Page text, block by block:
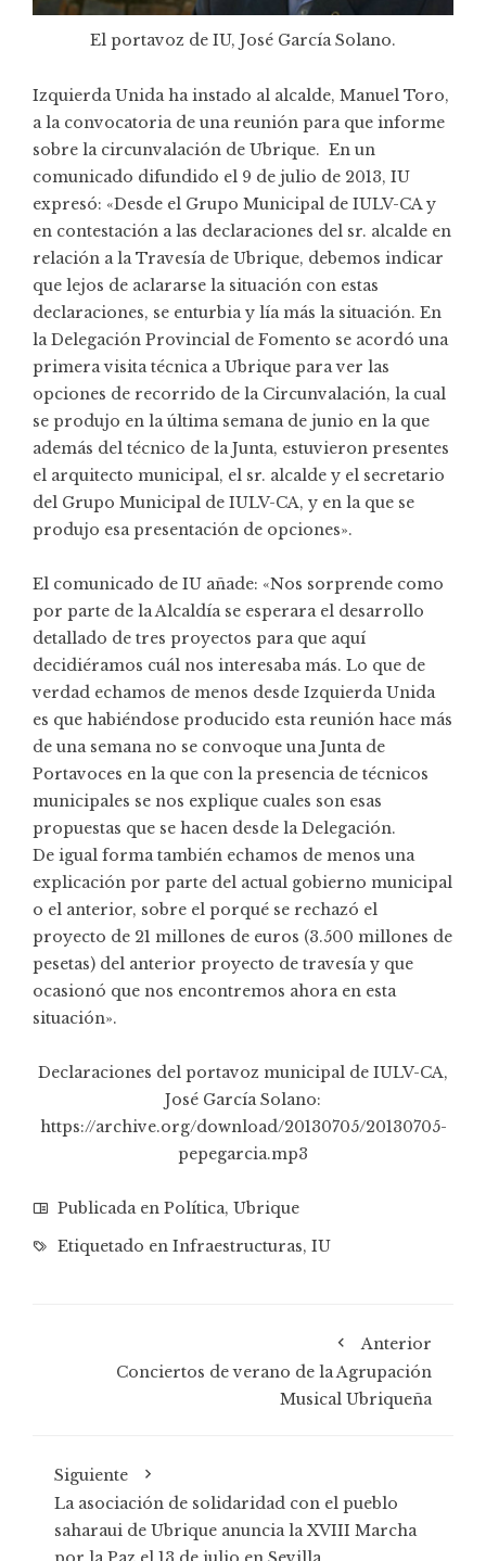
El portavoz de IU, José García Solano.
Izquierda Unida ha instado al alcalde, Manuel Toro,
a la convocatoria de una reunión para que informe
sobre la circunvalación de Ubrique. En un
comunicado difundido el 9 de julio de 2013, IU
expresó: «Desde el Grupo Municipal de IULV-CA y
en contestación a las declaraciones del sr. alcalde en
relación a la Travesía de Ubrique, debemos indicar
que lejos de aclararse la situación con estas
declaraciones, se enturbia y lía más la situación. En
la Delegación Provincial de Fomento se acordó una
primera visita técnica a Ubrique para ver las
opciones de recorrido de la Circunvalación, la cual
se produjo en la última semana de junio en la que
además del técnico de la Junta, estuvieron presentes
el arquitecto municipal, el sr. alcalde y el secretario
del Grupo Municipal de IULV-CA, y en la que se
produjo esa presentación de opciones».
El comunicado de IU añade: «Nos sorprende como
por parte de la Alcaldía se esperara el desarrollo
detallado de tres proyectos para que aquí
decidiéramos cuál nos interesaba más. Lo que de
verdad echamos de menos desde Izquierda Unida
es que habiéndose producido esta reunión hace más
de una semana no se convoque una Junta de
Portavoces en la que con la presencia de técnicos
municipales se nos explique cuales son esas
propuestas que se hacen desde la Delegación.
De igual forma también echamos de menos una
explicación por parte del actual gobierno municipal
o el anterior, sobre el porqué se rechazó el
proyecto de 21 millones de euros (3.500 millones de
pesetas) del anterior proyecto de travesía y que
ocasionó que nos encontremos ahora en esta
situación».
Declaraciones del portavoz municipal de IULV-CA,
José García Solano:
https://archive.org/download/20130705/20130705-
pepegarcia.mp3
Publicada en Política, Ubrique
Etiquetado en Infraestructuras, IU
Anterior
Conciertos de verano de la Agrupación
Musical Ubriqueña
Siguiente
La asociación de solidaridad con el pueblo
saharaui de Ubrique anuncia la XVIII Marcha